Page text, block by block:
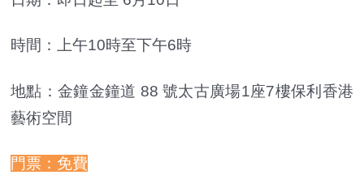
時間：上午10時至下午6時
地點：金鐘金鐘道 88 號太古廣場1座7樓保利香港
藝術空間
門票：免費